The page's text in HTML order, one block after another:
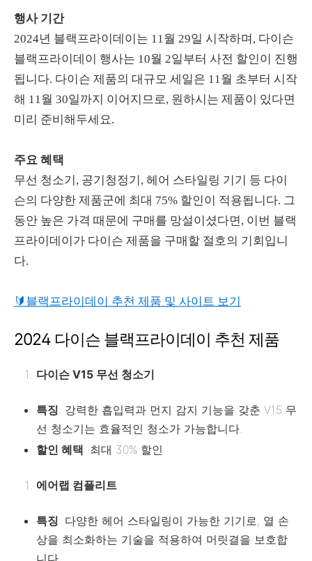
행사 기간
2024년 블랙프라이데이는 11월 29일 시작하며, 다이슨
블랙프라이데이 행사는 10월 2일부터 사전 할인이 진행
됩니다. 다이슨 제품의 대규모 세일은 11월 초부터 시작
해 11월 30일까지 이어지므로, 원하시는 제품이 있다면
미리 준비해두세요.
주요 혜택
무선 청소기, 공기청정기, 헤어 스타일링 기기 등 다이
슨의 다양한 제품군에 최대 75% 할인이 적용됩니다. 그
동안 높은 가격 때문에 구매를 망설이셨다면, 이번 블랙
프라이데이가 다이슨 제품을 구매할 절호의 기회입니
다.
🔰블랙프라이데이 추천 제품 및 사이트 보기
2024 다이슨 블랙프라이데이 추천 제품
다이슨 V15 무선 청소기
특징: 강력한 흡입력과 먼지 감지 기능을 갖춘 V15 무
선 청소기는 효율적인 청소가 가능합니다.
할인 혜택: 최대 30% 할인
에어랩 컴플리트
특징: 다양한 헤어 스타일링이 가능한 기기로, 열 손
상을 최소화하는 기술을 적용하여 머릿결을 보호합